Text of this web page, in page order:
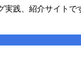
実践、紹介サイトで